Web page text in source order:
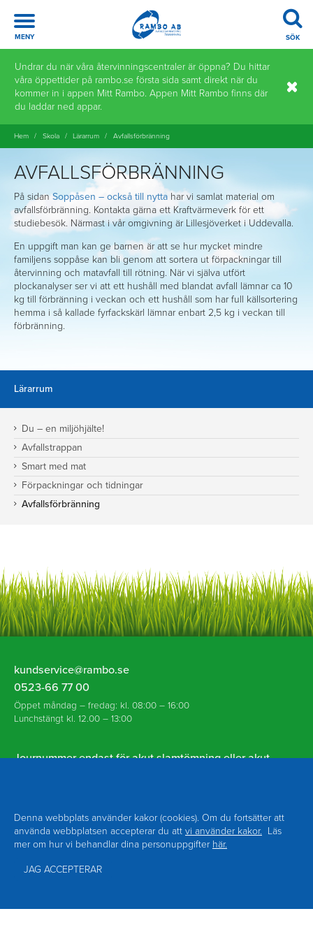
innehåll
Undrar du när våra återvinningscentraler är öppna? Du hittar
våra öppettider på rambo.se första sida samt direkt när du
kommer in i appen Mitt Rambo. Appen Mitt Rambo finns där
du laddar ned appar.
Meny
MENY SÖK
Hem / Skola / Lärarrum / Avfallsförbränning
AVFALLSFÖRBRÄNNING
På sidanSoppåsen – också till nytta har vi samlat material om
avfallsförbränning. Kontakta gärna ett Kraftvärmeverk för ett
studiebesök. Närmast i vår omgivning är Lillesjöverket i Uddevalla.
En uppgift man kan ge barnen är att se hur mycket mindre
familjens soppåse kan bli genom att sortera ut förpackningar till
återvinning och matavfall till rötning. När vi själva utfört
plockanalyser ser vi att ett hushåll med blandat avfall lämnar ca 10
kg till förbränning i veckan och ett hushåll som har full källsortering
hemma i så kallade fyrfackskärl lämnar enbart 2,5 kg i veckan till
förbränning.
Lärarrum
Du – en miljöhjälte!
Avfallstrappan
Smart med mat
Förpackningar och tidningar
Avfallsförbränning
Denna webbplats använder kakor (cookies). Om du fortsätter att
använda webbplatsen accepterar du att vi använder kakor. Läs
mer om hur vi behandlar dina personuppgifter här.
JAG ACCEPTERAR
Rambo
AB
kundservice@rambo.se
0523-66 77 00
Öppet måndag – fredag: kl. 08:00 – 16:00
Lunchstängt kl. 12.00 – 13:00
Journummer endast för akut slamtömning eller akut
Sidfot
Kontakt
Nyheter